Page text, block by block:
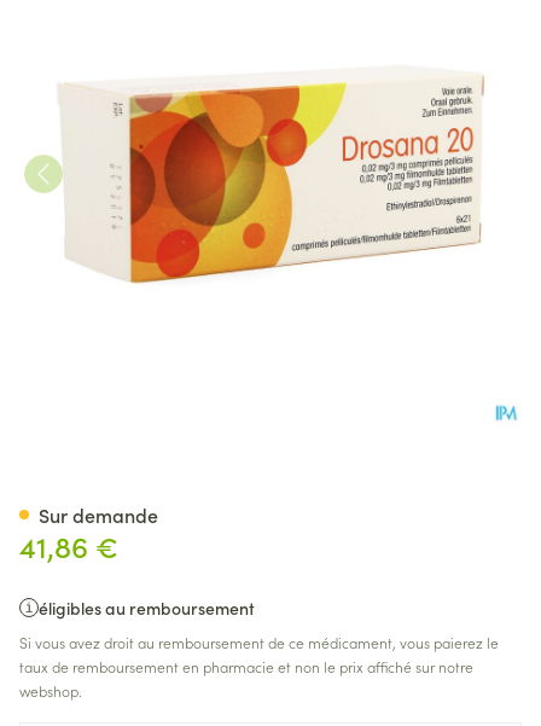
41,86 €
éligibles au remboursement
Si vous avez droit au remboursement de ce médicament, vous paierez le
taux de remboursement en pharmacie et non le prix affiché sur notre
webshop.
Sur demande